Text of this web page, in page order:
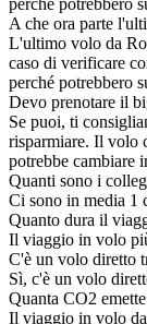
perché potrebbero
A che ora parte
L'ultimo volo da
caso di verificare
perché potrebbero
Devo prenotare il
Se puoi, ti
risparmiare. Il volo
potrebbe cambiare
Quanti sono i
Ci sono in media 1
Quanto dura il
Il viaggio in volo
C'è un volo diretto
Sì, c'è un volo
Quanta CO2
Il viaggio in volo